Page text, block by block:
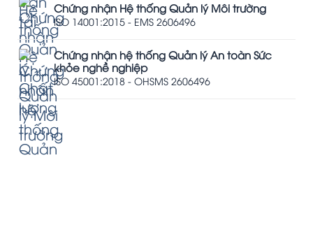
Chứng nhận Hệ thống Quản lý Môi trường
ISO 14001:2015 - EMS 2606496
Chứng nhận hệ thống Quản lý An toàn Sức
khỏe nghề nghiệp
ISO 45001:2018 - OHSMS 2606496